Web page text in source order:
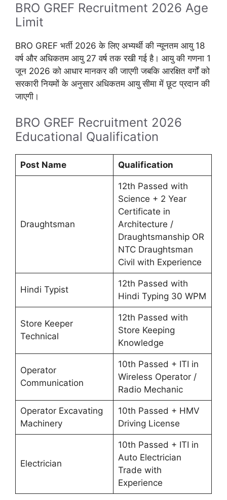
BRO GREF Recruitment 2026 Age
Limit
BRO GREF भर्ती 2026 के लिए अभ्यर्थी की न्यूनतम आयु 18
वर्ष और अधिकतम आयु 27 वर्ष तक रखी गई है। आयु की गणना 1
जून 2026 को आधार मानकर की जाएगी जबकि आरक्षित वर्गों को
सरकारी नियमों के अनुसार अधिकतम आयु सीमा में छूट प्रदान की
जाएगी।
BRO GREF Recruitment 2026
Educational Qualification
Post Name Qualification
Draughtsman
12th Passed with
Science + 2 Year
Certificate in
Architecture /
Draughtsmanship OR
NTC Draughtsman
Civil with Experience
Hindi Typist
12th Passed with
Hindi Typing 30 WPM
Store Keeper
Technical
12th Passed with
Store Keeping
Knowledge
Operator
Communication
10th Passed + ITI in
Wireless Operator /
Radio Mechanic
Operator Excavating
Machinery
10th Passed + HMV
Driving License
Electrician
10th Passed + ITI in
Auto Electrician
Trade with
Experience